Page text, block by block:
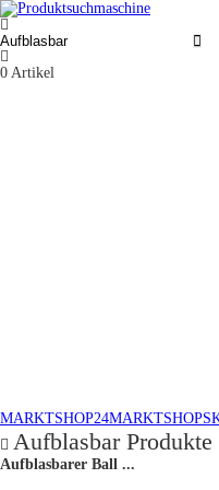
0 Artikel
MARKTSHOP24MARKTSHOPS
Aufblasbar
Aufblasbarer Ball ...